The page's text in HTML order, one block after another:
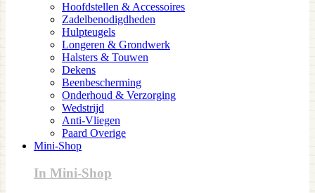
Hoofdstellen & Accessoires
Zadelbenodigdheden
Hulpteugels
Longeren & Grondwerk
Halsters & Touwen
Dekens
Beenbescherming
Onderhoud & Verzorging
Wedstrijd
Anti-Vliegen
Paard Overige
Mini-Shop
In Mini-Shop